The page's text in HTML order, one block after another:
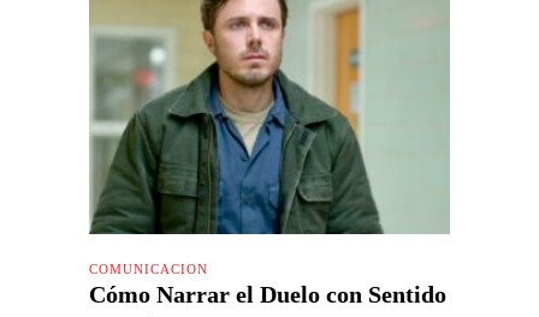
COMUNICACIÓN
Cómo Narrar el Duelo con Sentido